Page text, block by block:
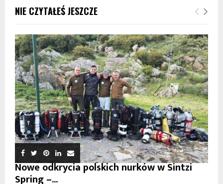
NIE CZYTAŁEŚ JESZCZE
Nowe odkrycia polskich nurków w Sintzi
Spring –...